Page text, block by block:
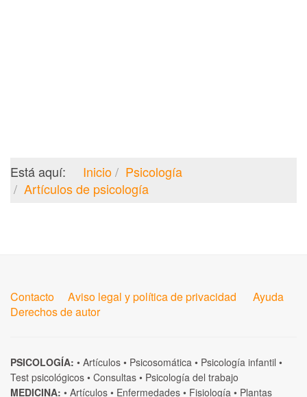
Está aquí: Inicio
Psicología
Artículos de psicología
Contacto Aviso legal y política de privacidad
Ayuda
Derechos de autor
PSICOLOGÍA: • Artículos • Psicosomática • Psicología infantil •
Test psicológicos • Consultas • Psicología del trabajo
MEDICINA: • Artículos • Enfermedades • Fisiología • Plantas